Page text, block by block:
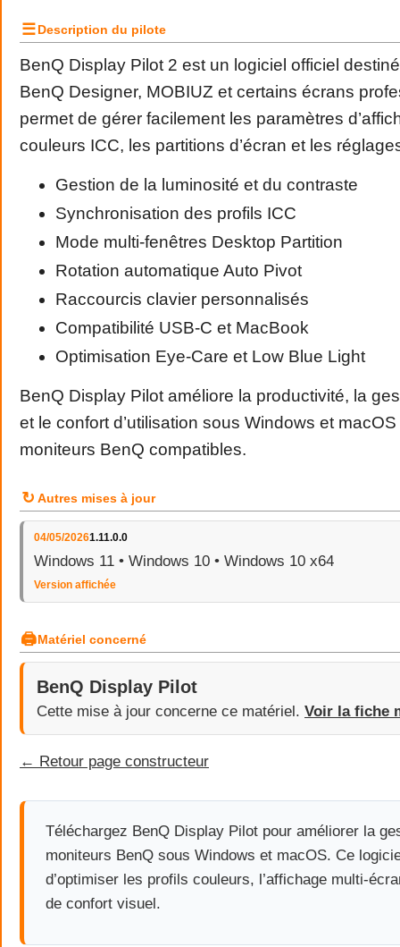
☰Description du pilote
BenQ Display Pilot 2 est un logiciel officiel
BenQ Designer, MOBIUZ et certains écrans
permet de gérer facilement les paramètres
couleurs ICC, les partitions d’écran et les
Gestion de la luminosité et du contraste
Synchronisation des profils ICC
Mode multi-fenêtres Desktop Partition
Rotation automatique Auto Pivot
Raccourcis clavier personnalisés
Compatibilité USB-C et MacBook
Optimisation Eye-Care et Low Blue Light
BenQ Display Pilot améliore la productivité, la
et le confort d’utilisation sous Windows et
moniteurs BenQ compatibles.
↻ Autres mises à jour
04/05/20261.11.0.0
Windows 11 • Windows 10 • Windows 10 x64
Version affichée
🖨Matériel concerné
BenQ Display Pilot
Cette mise à jour concerne ce matériel. Voir la fiche
← Retour page constructeur
Téléchargez BenQ Display Pilot pour améliorer la
moniteurs BenQ sous Windows et macOS. Ce
d’optimiser les profils couleurs, l’affichage multi-
de confort visuel.